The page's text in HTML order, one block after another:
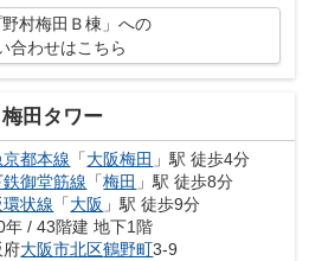
野村梅田Ｂ棟」への
合わせはこちら
田タワー
京都本線 「大阪梅田 」駅 徒歩4分
鉄御堂筋線 「梅田 」駅 徒歩8分
環状線 「大阪 」駅 徒歩9分
年 / 43階建 地下1階
府大阪市北区鶴野町3-9